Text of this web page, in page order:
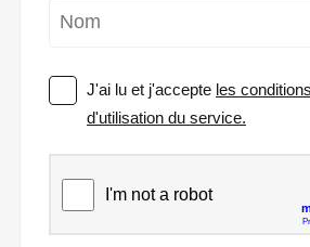
J'ai lu et j'accepte les
d'utilisation du service.